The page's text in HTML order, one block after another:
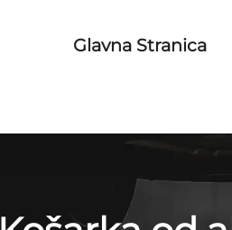
Glavna Stranica